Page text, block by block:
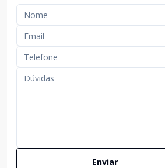
Enviar